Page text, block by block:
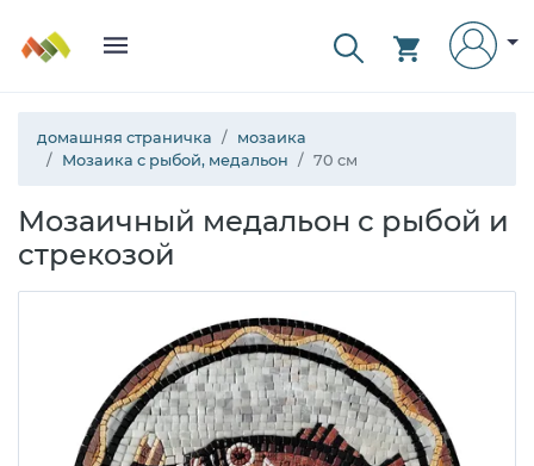
домашняя страничка
мозаика
Мозаика с рыбой, медальон
70 см
Мозаичный медальон с рыбой и
стрекозой